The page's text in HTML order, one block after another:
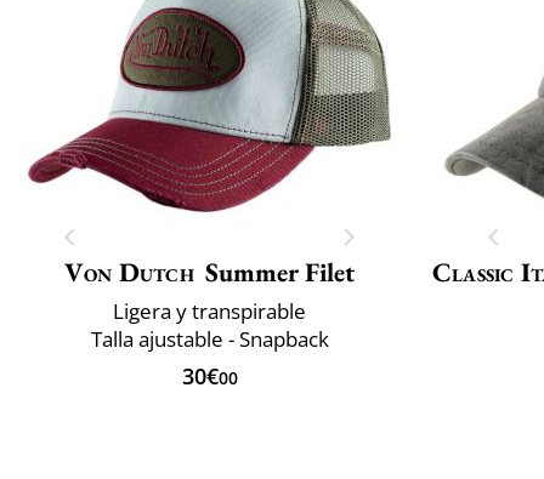
Von Dutch Summer Filet
Ligera y transpirable
Talla ajustable - Snapback
30€00
Classic